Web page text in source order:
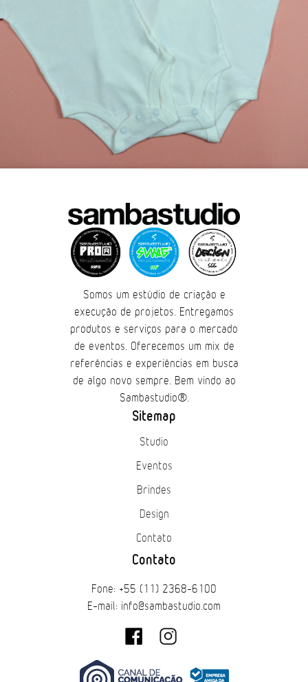
Somos um estúdio de criação e
execução de projetos. Entregamos
produtos e serviços para o mercado
de eventos. Oferecemos um mix de
referências e experiências em busca
de algo novo sempre. Bem vindo ao
Sambastudio®.
Sitemap
Studio
Eventos
Brindes
Design
Contato
Contato
Fone: +55 (11) 2368-6100
E-mail: info@sambastudio.com